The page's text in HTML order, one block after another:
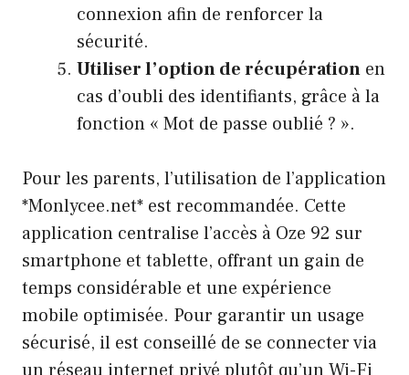
connexion afin de renforcer la
sécurité.
Utiliser l’option de récupération en
cas d’oubli des identifiants, grâce à la
fonction « Mot de passe oublié ? ».
Pour les parents, l’utilisation de l’application
*Monlycee.net* est recommandée. Cette
application centralise l’accès à Oze 92 sur
smartphone et tablette, offrant un gain de
temps considérable et une expérience
mobile optimisée. Pour garantir un usage
sécurisé, il est conseillé de se connecter via